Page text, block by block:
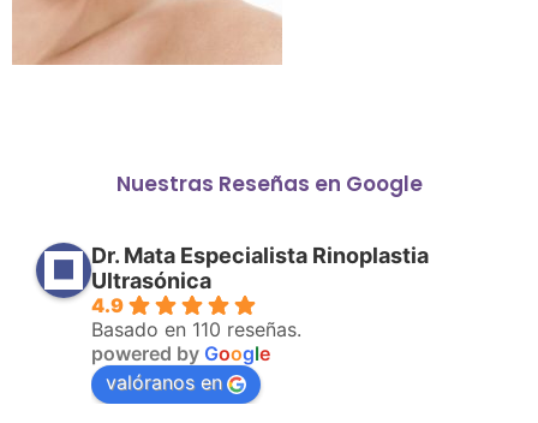
Nuestras Reseñas en Google
Dr. Mata Especialista Rinoplastia
Ultrasónica
4.9
Basado en 110 reseñas.
powered by Google
valóranos en